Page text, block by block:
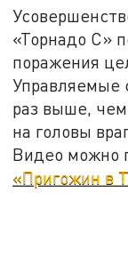
«Торнадо С»
поражения
Управляемые
раз выше,
на головы
Видео можно
«Пригожин в